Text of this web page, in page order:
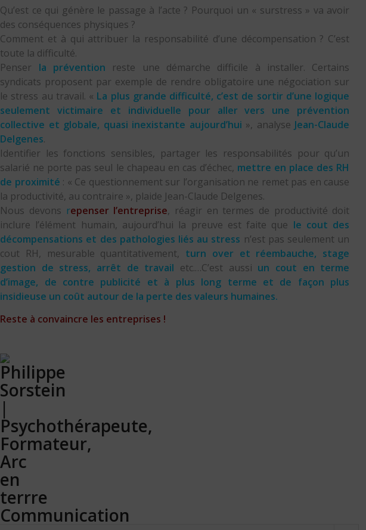
Qu’est ce qui génère le passage à l’acte ? Pourquoi un « surstress » va avoir
des conséquences physiques ?
Comment et à qui attribuer la responsabilité d’une décompensation ? C’est
toute la difficulté.
Penser la prévention reste une démarche difficile à installer. Certains
syndicats proposent par exemple de rendre obligatoire une négociation sur
le stress au travail. « La plus grande difficulté, c’est de sortir d’une logique
seulement victimaire et individuelle pour aller vers une prévention
collective et globale, quasi inexistante aujourd’hui », analyse Jean-Claude
Delgenes.
Identifier les fonctions sensibles, partager les responsabilités pour qu’un
salarié ne porte pas seul le chapeau en cas d’échec, mettre en place des RH
de proximité : « Ce questionnement sur l’organisation ne remet pas en cause
la productivité, au contraire », plaide Jean-Claude Delgenes.
Nous devons repenser l’entreprise, réagir en termes de productivité doit
inclure l’élément humain, aujourd’hui la preuve est faite que le cout des
décompensations et des pathologies liés au stress n’est pas seulement un
cout RH, mesurable quantitativement, turn over et réembauche, stage
gestion de stress, arrêt de travail etc.…C’est aussi un cout en terme
d’image, de contre publicité et à plus long terme et de façon plus
insidieuse un coût autour de la perte des valeurs humaines.
Reste à convaincre les entreprises !